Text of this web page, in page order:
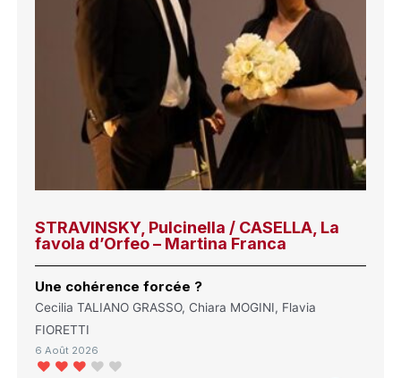
STRAVINSKY, Pulcinella / CASELLA, La
favola d’Orfeo – Martina Franca
Une cohérence forcée ?
Cecilia TALIANO GRASSO, Chiara MOGINI, Flavia
FIORETTI
6 Août 2026